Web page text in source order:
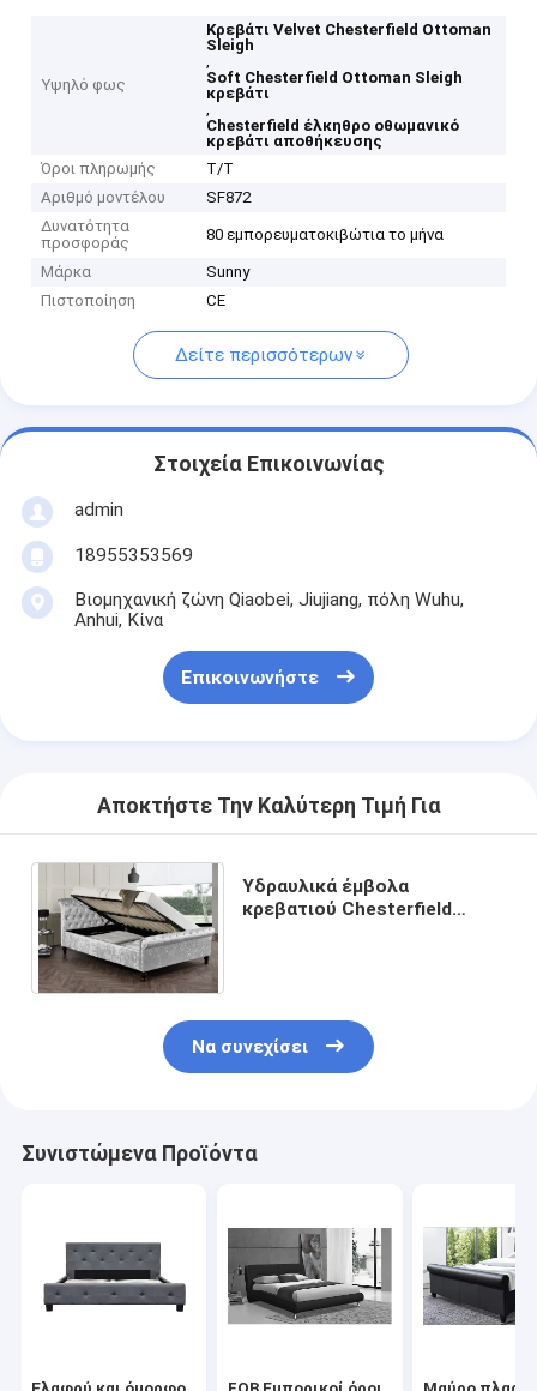
Υψηλό φως
Κρεβάτι Velvet Chesterfield Ottoman
Sleigh
,
Soft Chesterfield Ottoman Sleigh
κρεβάτι
,
Chesterfield έλκηθρο οθωμανικό
κρεβάτι αποθήκευσης
Όροι πληρωμής
T/T
Αριθμό μοντέλου
SF872
Δυνατότητα
προσφοράς
80 εμπορευματοκιβώτια το μήνα
Μάρκα
Sunny
Πιστοποίηση
CE
Δείτε περισσότερων
Στοιχεία Επικοινωνίας
admin
18955353569
Βιομηχανική ζώνη Qiaobei, Jiujiang, πόλη Wuhu,
Anhui, Κίνα
Επικοινωνήστε
Αποκτήστε Την Καλύτερη Τιμή Για
Υδραυλικά έμβολα
κρεβατιού Chesterfield
Να συνεχίσει
Συνιστώμενα Προϊόντα